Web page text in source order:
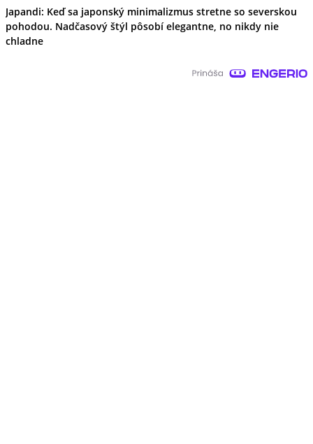
Japandi: Keď sa japonský minimalizmus stretne so severskou
pohodou. Nadčasový štýl pôsobí elegantne, no nikdy nie
chladne